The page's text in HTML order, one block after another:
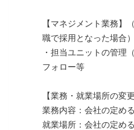
【マネジメント業務】
職で採用となった場合）
・担当ユニットの管理
フォロー等
【業務・就業場所の変
業務内容：会社の定め
就業場所：会社の定め